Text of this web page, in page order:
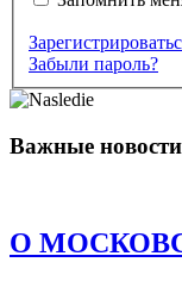
Комментарий*
Имя*
Email*
Сохранить моё
Забыли пароль?
Важные новости
О